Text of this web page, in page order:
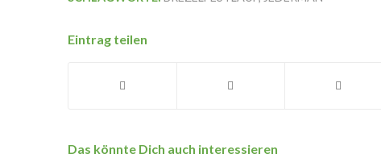
Eintrag teilen
Das könnte Dich auch interessieren